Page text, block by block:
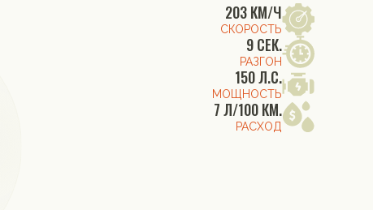
203 КМ/Ч
СКОРОСТЬ
9 СЕК.
РАЗГОН
150 Л.С.
МОЩНОСТЬ
7 Л/100 КМ.
РАСХОД